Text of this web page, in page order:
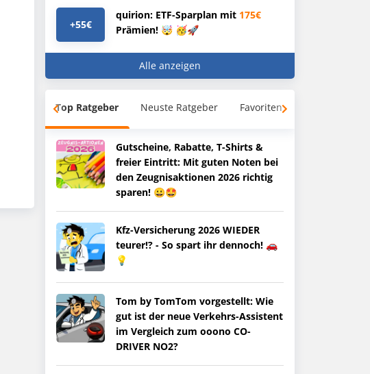
+55€
quirion: ETF-Sparplan mit 175€
Prämien! 🤯 🥳🚀
Alle anzeigen
Top Ratgeber Neuste Ratgeber Favoriten
Gutscheine, Rabatte, T-Shirts &
freier Eintritt: Mit guten Noten bei
den Zeugnisaktionen 2026 richtig
sparen! 😀🤩
Kfz-Versicherung 2026 WIEDER
teurer!? - So spart ihr dennoch! 🚗
💡
Tom by TomTom vorgestellt: Wie
gut ist der neue Verkehrs-Assistent
im Vergleich zum ooono CO-
DRIVER NO2?